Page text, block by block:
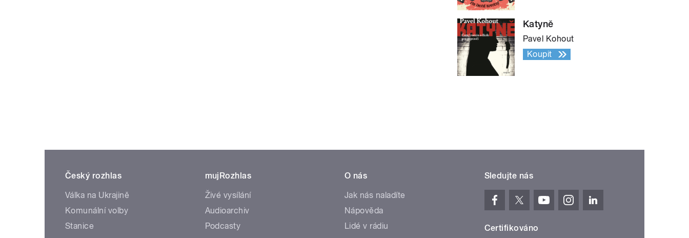
Katyně
Pavel Kohout
Koupit
Český rozhlas
Válka na Ukrajině
Komunální volby
Stanice
mujRozhlas
Živé vysílání
Audioarchiv
Podcasty
O nás
Jak nás naladíte
Nápověda
Lidé v rádiu
Sledujte nás
Certifikováno